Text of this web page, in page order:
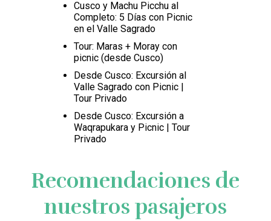
Cusco y Machu Picchu al
Completo: 5 Días con Picnic
en el Valle Sagrado
Tour: Maras + Moray con
picnic (desde Cusco)
Desde Cusco: Excursión al
Valle Sagrado con Picnic |
Tour Privado
Desde Cusco: Excursión a
Waqrapukara y Picnic | Tour
Privado
Recomendaciones de
nuestros pasajeros